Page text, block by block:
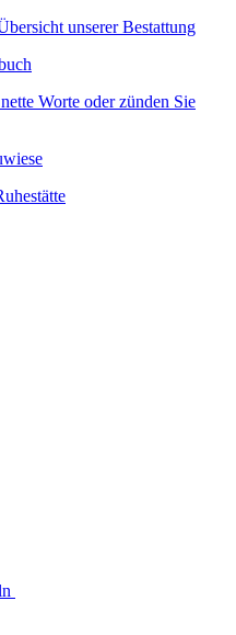
unserer Bestattung
Worte oder zünden Sie